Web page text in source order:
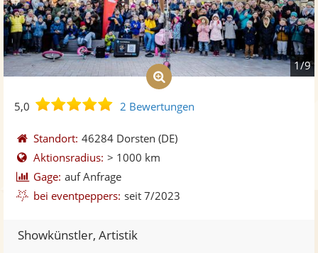
1/9
5,0
5,0
5
Sternen
2 Bewertungen
Standort: 46284 Dorsten (DE)
Aktionsradius: > 1000 km
Gage: auf Anfrage
bei eventpeppers: seit 7/2023
Showkünstler, Artistik